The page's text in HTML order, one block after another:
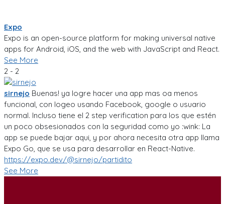
Expo
Expo is an open-source platform for making universal native
apps for Android, iOS, and the web with JavaScript and React.
See More
2 - 2
sirnejo Buenas! ya logre hacer una app mas oa menos
funcional, con logeo usando Facebook, google o usuario
normal. Incluso tiene el 2 step verification para los que estén
un poco obsesionados con la seguridad como yo :wink: La
app se puede bajar aqui, y por ahora necesita otra app llama
Expo Go, que se usa para desarrollar en React-Native.
https://expo.dev/@sirnejo/partidito
See More